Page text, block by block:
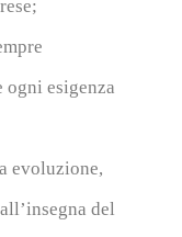
ogni esigenza
evoluzione,
del